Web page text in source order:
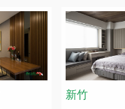
新竹